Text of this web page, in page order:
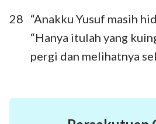
28 “Anakku Yusuf masih
“Hanya itulah yang
pergi dan melihatnya